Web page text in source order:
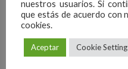
Los rellenos y separadores
de impedir el crecimiento de
superficie, ya que consiguen
nuestros usuarios. Si
que estás de acuerdo con
cookies.
Aceptar Cookie